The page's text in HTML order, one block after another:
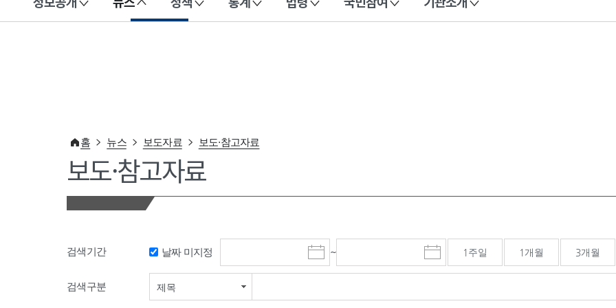
이 누리집은 대한민국 공식 전자정부 누리집입니다.
홈 뉴스 보도자료 보도·참고자료
보도·참고자료
검색기간 날짜 미지정
시
작
~
종
료
1주일 1개월 3개월
검색구분 제목